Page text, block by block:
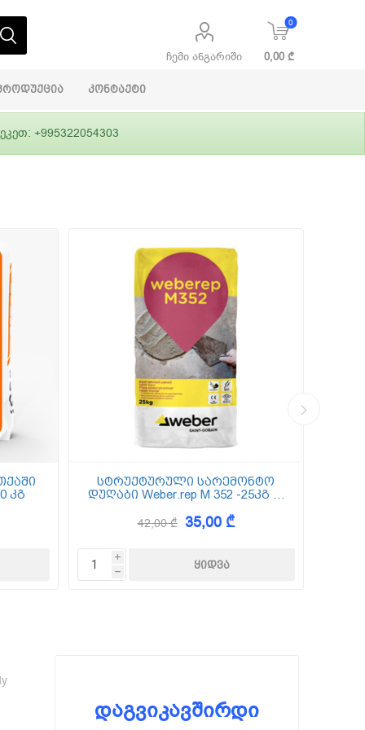
ჩემი ანგარიში
0
0,00 ₾
ფასადები
გრუნტები,
ჰიდროიზოლაცია
ლითონი
სამშენებლო
დანადგარები
კონტაქტი
+995322054303
კგ
სტრუქტურული სარემონტო
დუღაბი Weber.rep M 352 -25კგ (5
42,00 ₾ 35,00 ₾
i
h
დაგვიკავშირდი